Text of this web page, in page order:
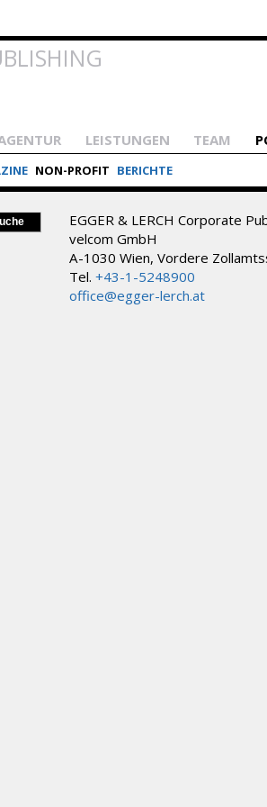
Inhalt
LEISTUNGEN TEAM
NON-PROFIT BERICHTE
EGGER & LERCH Corporate
velcom GmbH
A-1030 Wien, Vordere
Tel. +43-1-5248900
office@egger-lerch.at